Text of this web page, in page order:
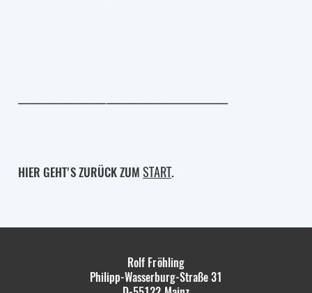
HIER GEHT'S ZURÜCK ZUM START.
Rolf Fröhling
Philipp-Wasserburg-Straße 31